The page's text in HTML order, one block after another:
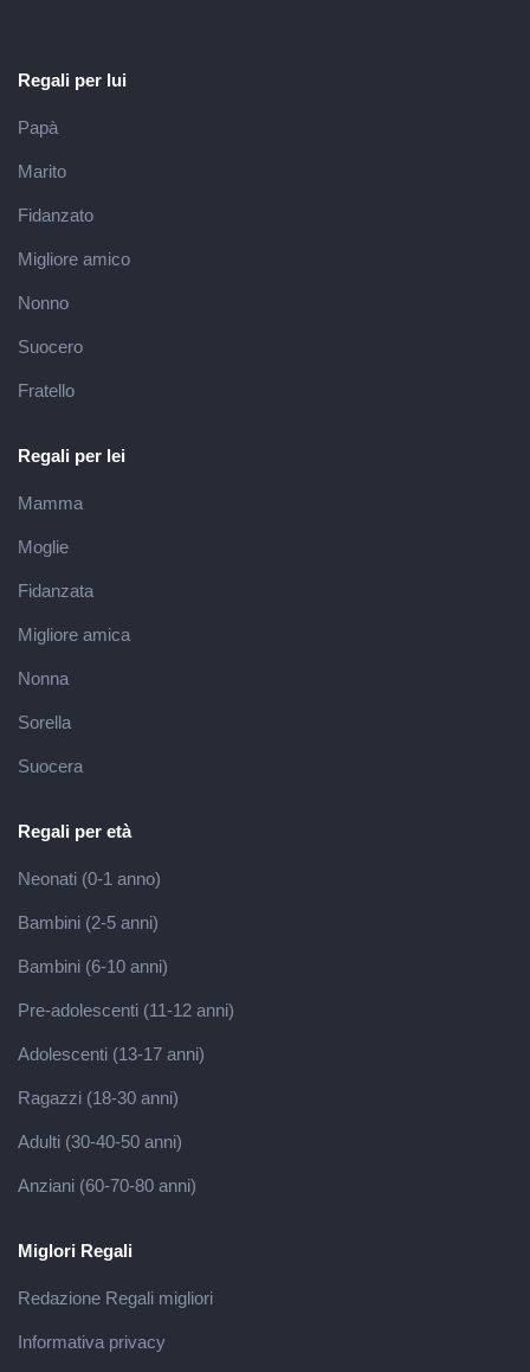
Regali per lui
Papà
Marito
Fidanzato
Migliore amico
Nonno
Suocero
Fratello
Regali per lei
Mamma
Moglie
Fidanzata
Migliore amica
Nonna
Sorella
Suocera
Regali per età
Neonati (0-1 anno)
Bambini (2-5 anni)
Bambini (6-10 anni)
Pre-adolescenti (11-12 anni)
Adolescenti (13-17 anni)
Ragazzi (18-30 anni)
Adulti (30-40-50 anni)
Anziani (60-70-80 anni)
Miglori Regali
Redazione Regali migliori
Informativa privacy